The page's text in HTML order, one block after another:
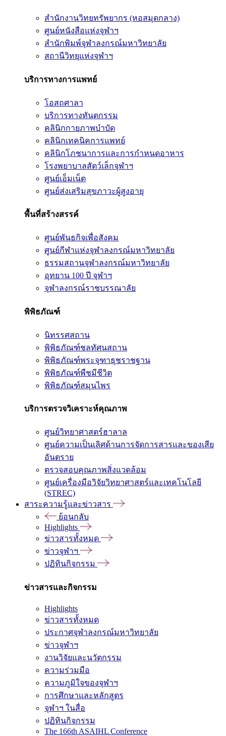
สำนักงานวิทยทรัพยากร (หอสมุดกลาง)
ศูนย์หนังสือแห่งจุฬาฯ
สำนักพิมพ์จุฬาลงกรณ์มหาวิทยาลัย
สถานีวิทยุแห่งจุฬาฯ
บริการทางการแพทย์
โอสถศาลา
บริการทางทันตกรรม
คลินิกกายภาพบำบัด
คลินิกเทคนิคการแพทย์
คลินิกโภชนาการและการกำหนดอาหาร
โรงพยาบาลสัตว์เล็กจุฬาฯ
ศูนย์เอ็มเน็ต
ศูนย์ส่งเสริมสุขภาวะผู้สูงอายุ
พื้นที่สร้างสรรค์
ศูนย์พันธกิจเพื่อสังคม
ศูนย์กีฬาแห่งจุฬาลงกรณ์มหาวิทยาลัย
ธรรมสถานจุฬาลงกรณ์มหาวิทยาลัย
อุทยาน 100 ปี จุฬาฯ
จุฬาลงกรณ์ราชบรรณาลัย
พิพิธภัณฑ์
นิทรรศสถาน
พิพิธภัณฑ์ชลทัศนสถาน
พิพิธภัณฑ์พระจุฑาธุชราชฐาน
พิพิธภัณฑ์พืชมีชีวิต
พิพิธภัณฑ์สมุนไพร
บริการตรวจวิเคราะห์คุณภาพ
ศูนย์วิทยาศาสตร์ฮาลาล
ศูนย์ความเป็นเลิศด้านการจัดการสารและของเสีย
อันตราย
ตรวจสอบคุณภาพสิ่งแวดล้อม
ศูนย์เครื่องมือวิจัยวิทยาศาสตร์และเทคโนโลยี
(STREC)
สาระความรู้และข่าวสาร
ย้อนกลับ
Highlights
ข่าวสารทั้งหมด
ข่าวจุฬาฯ
ปฏิทินกิจกรรม
ข่าวสารและกิจกรรม
Highlights
ข่าวสารทั้งหมด
ประกาศจุฬาลงกรณ์มหาวิทยาลัย
ข่าวจุฬาฯ
งานวิจัยและนวัตกรรม
ความร่วมมือ
ความภูมิใจของจุฬาฯ
การศึกษาและหลักสูตร
จุฬาฯ ในสื่อ
ปฏิทินกิจกรรม
The 166th ASAIHL Conference